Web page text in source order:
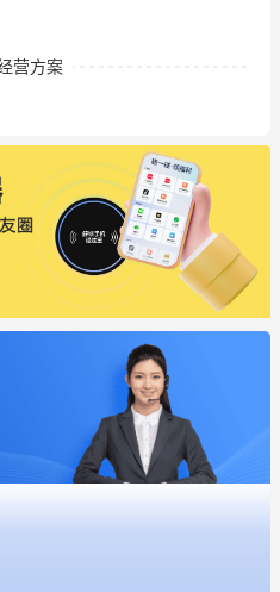
营方案
大家看一下
红书同时经营了
提高竞争力